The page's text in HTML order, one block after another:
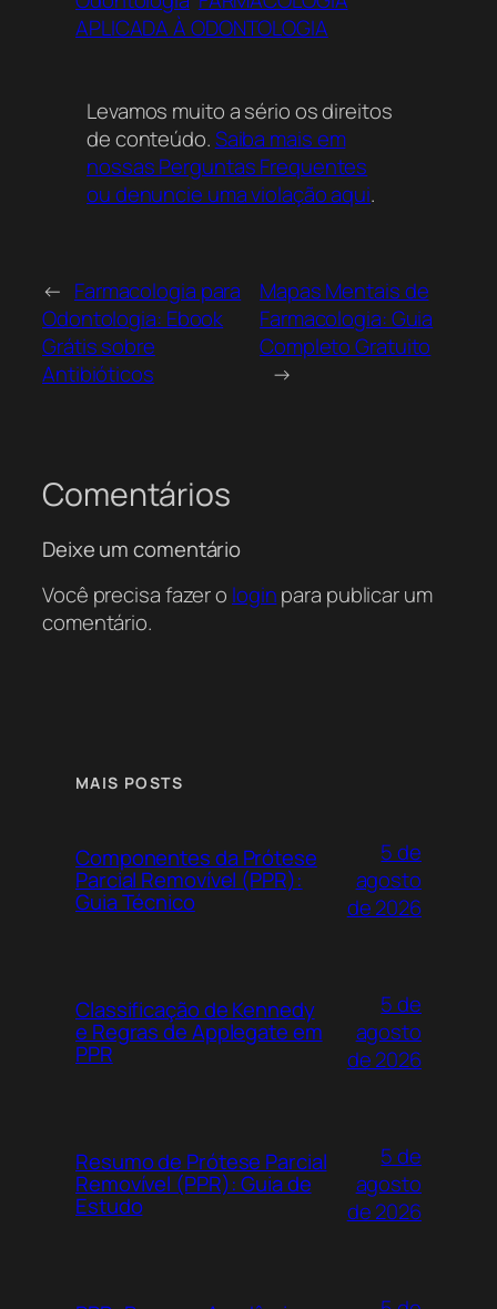
APLICADA À ODONTOLOGIA
Levamos muito a sério os direitos
de conteúdo.Saiba mais em
nossas Perguntas Frequentes
ou denuncie uma violação aqui.
← Farmacologia para
Odontologia: Ebook
Grátis sobre
Antibióticos
Mapas Mentais de
Farmacologia: Guia
Completo Gratuito
→
Comentários
Deixe um comentário
Você precisa fazer o loginpara publicar um
comentário.
MAIS POSTS
Componentes da Prótese
Parcial Removível (PPR):
Guia Técnico
5 de
agosto
de 2026
Classificação de Kennedy
e Regras de Applegate em
PPR
5 de
agosto
de 2026
Resumo de Prótese Parcial
Removível (PPR): Guia de
Estudo
5 de
agosto
de 2026